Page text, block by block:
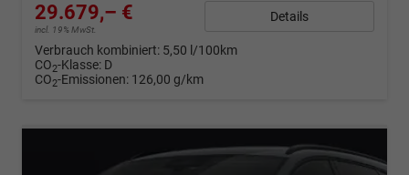
29.679,– €
incl. 19% MwSt.
Details
Verbrauch kombiniert: 5,50 l/100km
CO2-Klasse: D
CO2-Emissionen: 126,00 g/km